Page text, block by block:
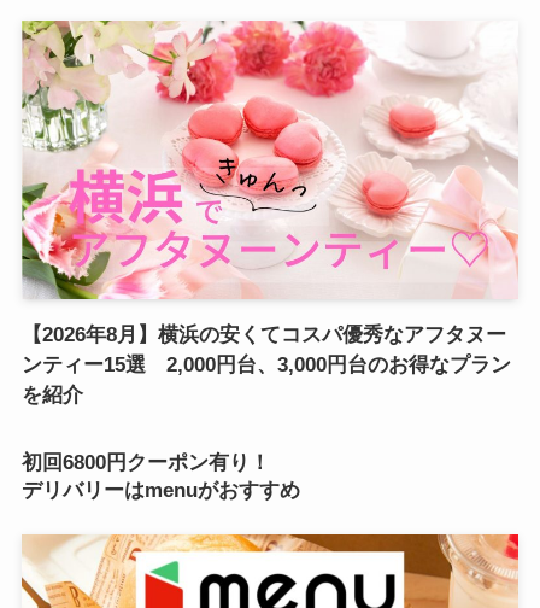
【2026年8月】横浜の安くてコスパ優秀なアフタヌー
ンティー15選 2,000円台、3,000円台のお得なプラン
を紹介
初回6800円クーポン有り！
デリバリーはmenuがおすすめ